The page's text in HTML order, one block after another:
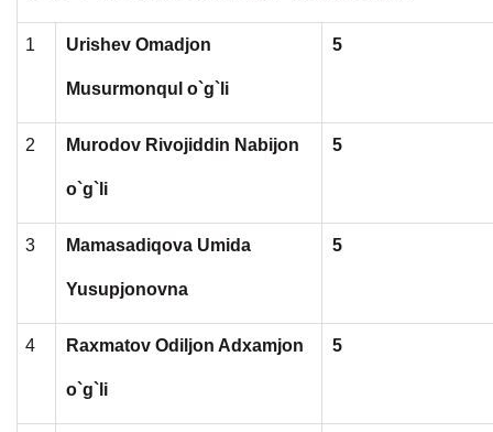
1 Urishev Omadjon
Musurmonqul o`g`li
5
2 Murodov Rivojiddin Nabijon
o`g`li
5
3 Mamasadiqova Umida
Yusupjonovna
5
4 Raxmatov Odiljon Adxamjon
o`g`li
5